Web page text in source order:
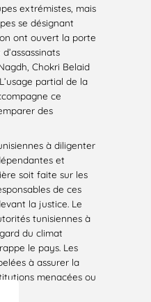
extrémistes, mais
se désignant
ont ouvert la porte
Chokri Belaid
partial de la
ce
des
à diligenter
et
soit faite sur les
de ces
la justice. Le
tunisiennes à
du climat
le pays. Les
à assurer la
menacées ou